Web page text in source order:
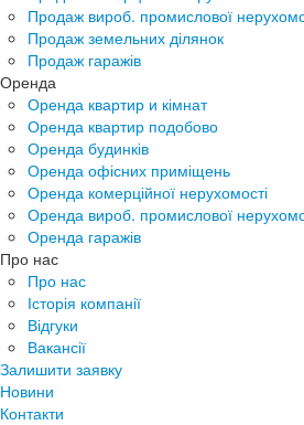
Продаж вироб. промислової
Продаж земельних ділянок
Продаж гаражів
Оренда
Оренда квартир и кімнат
Оренда квартир подобово
Оренда будинків
Оренда офісних приміщень
Оренда комерційної нерухомості
Оренда вироб. промислової
Оренда гаражів
Про нас
Про нас
Історія компанії
Відгуки
Вакансії
Залишити заявку
Новини
Контакти